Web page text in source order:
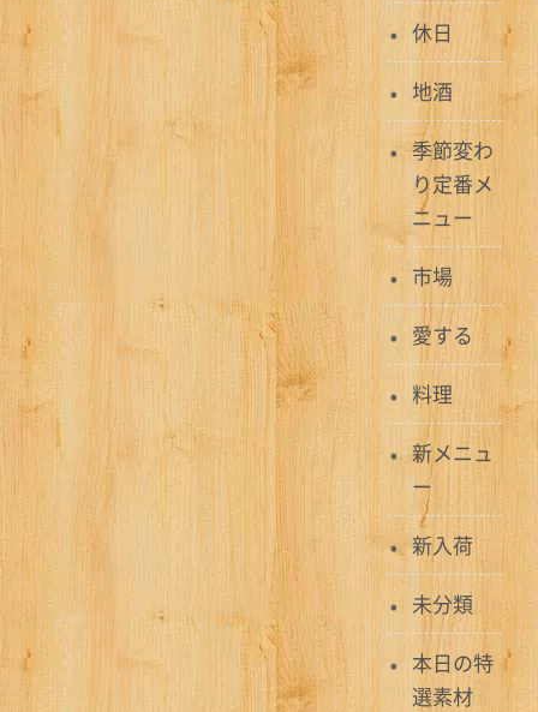
シ
ョ
休日
地酒
季節変わ
り定番メ
ニュー
市場
愛する
料理
新メニュ
ー
新入荷
未分類
本日の特
選素材